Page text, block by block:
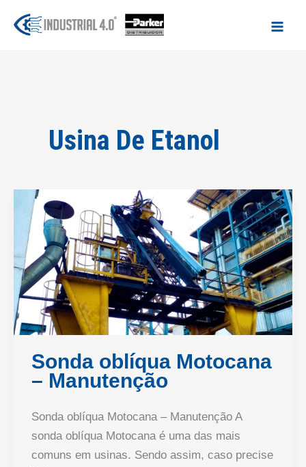
para
Usina De Etanol
Sonda oblíqua Motocana
– Manutenção
Sonda oblíqua Motocana – Manutenção A
sonda oblíqua Motocana é uma das mais
comuns em usinas. Sendo assim, caso precise